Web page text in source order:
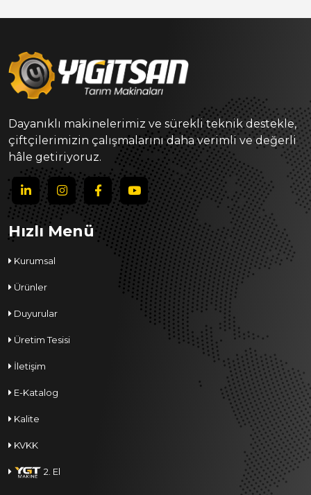
Dayanıklı makinelerimiz ve sürekli teknik destekle,
çiftçilerimizin çalışmalarını daha verimli ve değerli
hâle getiriyoruz.
Hızlı Menü
Kurumsal
Ürünler
Duyurular
Üretim Tesisi
İletişim
E-Katalog
Kalite
KVKK
2. El